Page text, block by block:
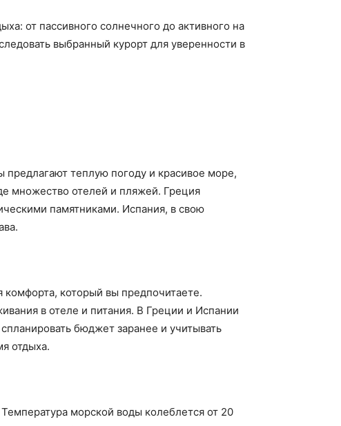
от пассивного солнечного до активного на
выбранный курорт для уверенности в
теплую погоду и красивое море,
множество отелей и пляжей. Греция
памятниками. Испания, в свою
который вы предпочитаете.
в отеле и питания. В Греции и Испании
бюджет заранее и учитывать
отдыха.
морской воды колеблется от 20